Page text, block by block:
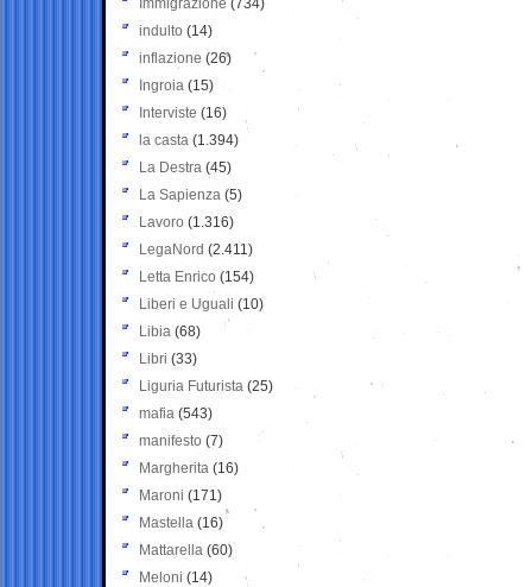
Immigrazione (734)
indulto (14)
inflazione (26)
Ingroia (15)
Interviste (16)
la casta (1.394)
La Destra (45)
La Sapienza (5)
Lavoro (1.316)
LegaNord (2.411)
Letta Enrico (154)
Liberi e Uguali (10)
Libia (68)
Libri (33)
Liguria Futurista (25)
mafia (543)
manifesto (7)
Margherita (16)
Maroni (171)
Mastella (16)
Mattarella (60)
Meloni (14)